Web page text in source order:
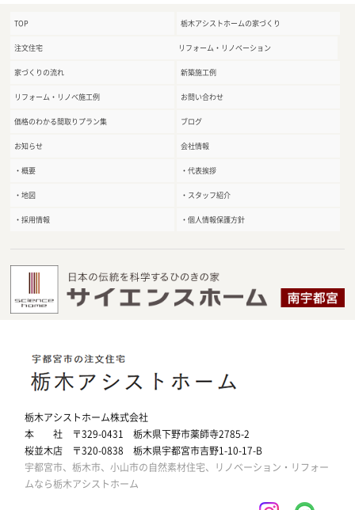
TOP 栃木アシストホームの家づくり
注文住宅 リフォーム・リノベーション
家づくりの流れ 新築施工例
リフォーム・リノベ施工例 お問い合わせ
価格のわかる間取りプラン集 ブログ
お知らせ 会社情報
・概要 ・代表挨拶
・地図 ・スタッフ紹介
・採用情報 ・個人情報保護方針
栃木アシストホーム株式会社
本 社 〒329-0431 栃木県下野市薬師寺2785-2
桜並木店 〒320-0838 栃木県宇都宮市吉野1-10-17-B
宇都宮市、栃木市、小山市の自然素材住宅、リノベーション・リフォー
ムなら栃木アシストホーム